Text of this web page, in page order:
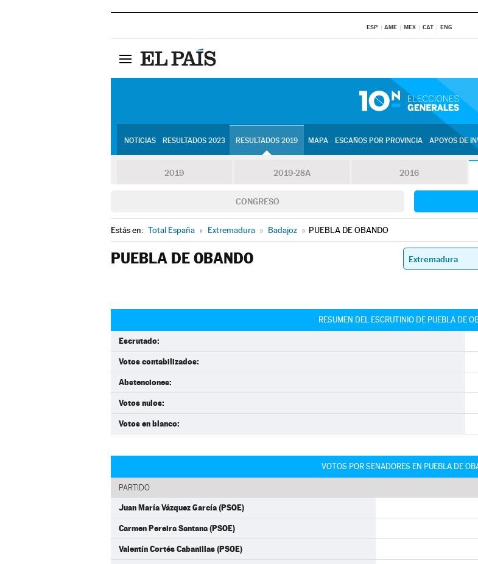
ESP AME MEX CAT ENG
NOTICIAS RESULTADOS 2023 RESULTADOS 2019 MAPA ESCAÑOS POR PROVINCIA APOYOS DE
2019 2019-28A 2016
CONGRESO
Estás en: Total España » Extremadura » Badajoz » PUEBLA DE OBANDO
PUEBLA DE OBANDO
RESUMEN DEL ESCRUTINIO DE PUEBLA DE
Escrutado:
Votos contabilizados:
Abstenciones:
Votos nulos:
Votos en blanco:
VOTOS POR SENADORES EN PUEBLA DE
PARTIDO
Juan María Vázquez García (PSOE)
Carmen Pereira Santana (PSOE)
Valentín Cortés Cabanillas (PSOE)